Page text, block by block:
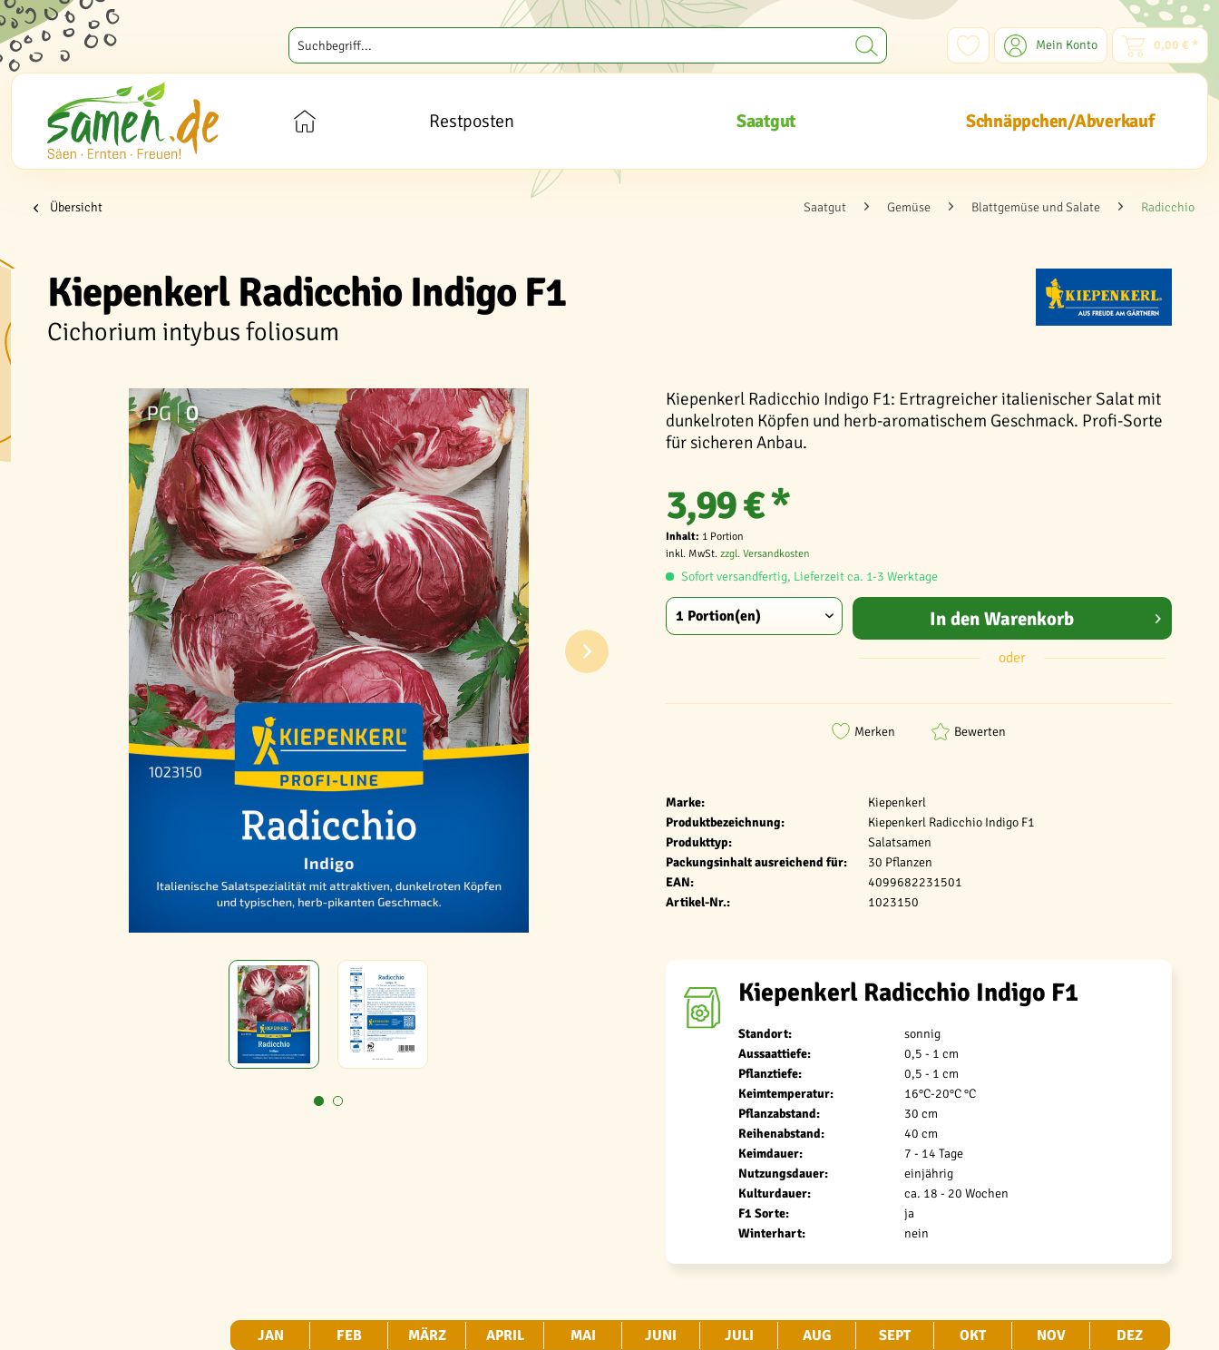
Mein Konto 0,00 € *
Restposten Saatgut Schnäppchen/Abverkauf
Übersicht Saatgut Gemüse Blattgemüse und Salate Radicchio
Kiepenkerl Radicchio Indigo F1
Cichorium intybus foliosum
Kiepenkerl Radicchio Indigo F1: Ertragreicher italienischer Salat mit
dunkelroten Köpfen und herb-aromatischem Geschmack. Profi-Sorte
für sicheren Anbau.
Marke:
Kiepenkerl
Produktbezeichnung:
Kiepenkerl Radicchio Indigo F1
Produkttyp:
Salatsamen
Packungsinhalt ausreichend für:
30 Pflanzen
EAN:
4099682231501
Artikel-Nr.:
1023150
3,99 € *
Inhalt: 1 Portion
inkl. MwSt. zzgl. Versandkosten
Sofort versandfertig, Lieferzeit ca. 1-3 Werktage
In den Warenkorb
oder
Merken Bewerten
Kiepenkerl Radicchio Indigo F1
Standort:
sonnig
Aussaattiefe:
0,5 - 1 cm
Pflanztiefe:
0,5 - 1 cm
Keimtemperatur:
16°C-20°C °C
Pflanzabstand:
30 cm
Reihenabstand:
40 cm
Keimdauer:
7 - 14 Tage
Nutzungsdauer:
einjährig
Kulturdauer:
ca. 18 - 20 Wochen
F1 Sorte:
ja
Winterhart:
nein
JAN FEB MÄRZ APRIL MAI JUNI JULI AUG SEPT OKT NOV DEZ